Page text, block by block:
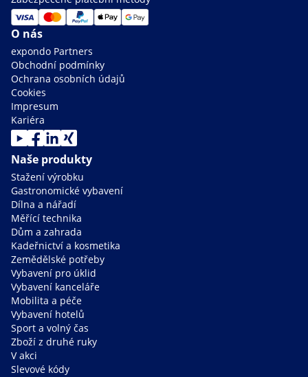
O nás
expondo Partners
Obchodní podmínky
Ochrana osobních údajů
Cookies
Impresum
Kariéra
Naše produkty
Stažení výrobku
Gastronomické vybavení
Dílna a nářadí
Měřící technika
Dům a zahrada
Kadeřnictví a kosmetika
Zemědělské potřeby
Vybavení pro úklid
Vybavení kanceláře
Mobilita a péče
Vybavení hotelů
Sport a volný čas
Zboží z druhé ruky
V akci
Slevové kódy